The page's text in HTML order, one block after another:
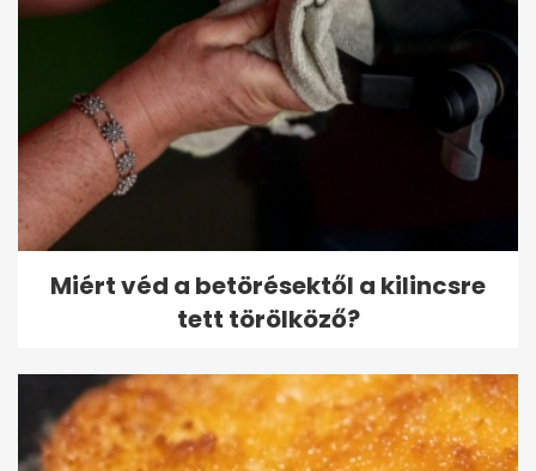
Miért véd a betörésektől a kilincsre
tett törölköző?